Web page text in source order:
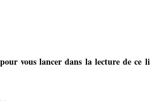
vous lancer dans la lecture de ce